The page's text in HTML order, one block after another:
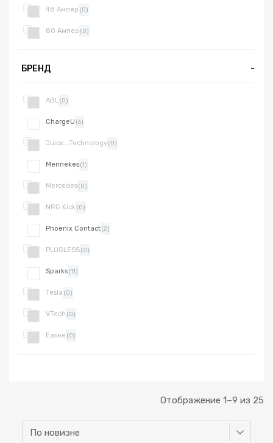
48 Ампер (0)
80 Ампер (0)
БРЕНД -
ABL(0)
ChargeU (6)
Juice_Technology(0)
Mennekes(1)
Mercedes(0)
NRG Kick(0)
Phoenix Contact(2)
PLUGLESS(0)
Sparks(11)
Tesla (0)
VTech (0)
Easee (0)
Отображение 1–9 из 25